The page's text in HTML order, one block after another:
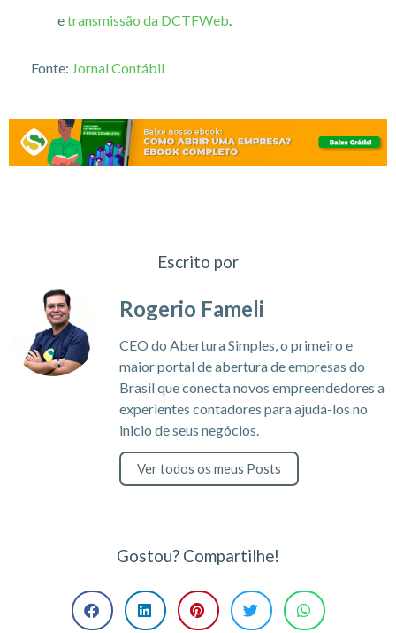
etransmissão da DCTFWeb
Fonte: Jornal Contábil
Escrito por
Rogerio Fameli
CEO do Abertura Simples, o primeiro e
maior portal de abertura de empresas do
Brasil que conecta novos empreendedores a
experientes contadores para ajudá-los no
inicio de seus negócios.
Ver todos os meus Posts
Gostou? Compartilhe!